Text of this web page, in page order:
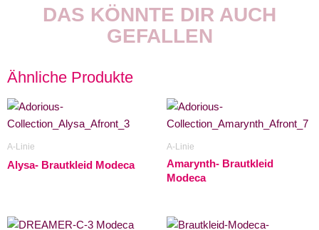
DAS KÖNNTE DIR AUCH
GEFALLEN
Ähnliche Produkte
A-Linie
Alysa- Brautkleid Modeca
A-Linie
Amarynth- Brautkleid
Modeca